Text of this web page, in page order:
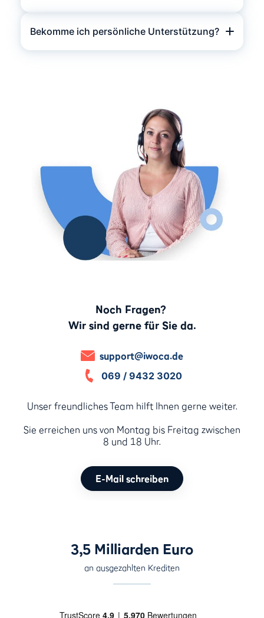
Bekomme ich persönliche Unterstützung?
Noch Fragen?
Wir sind gerne für Sie da.
069 / 9432 3020
support@iwoca.de
Unser freundliches Team hilft Ihnen gerne weiter.
Sie erreichen uns von Montag bis Freitag zwischen
8 und 18 Uhr.
E-Mail schreiben
3,5 Milliarden Euro
an ausgezahlten Krediten